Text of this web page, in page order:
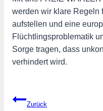
werden wir klare Regeln
aufstellen und eine
Flüchtlingsproblematik
Sorge tragen, dass
verhindert wird.
Beitragsnavigation
Zurück